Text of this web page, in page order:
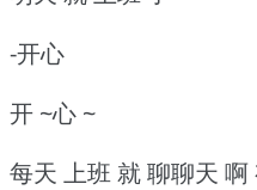
-开心
开 ~心 ~
每天 上班 就 聊聊天